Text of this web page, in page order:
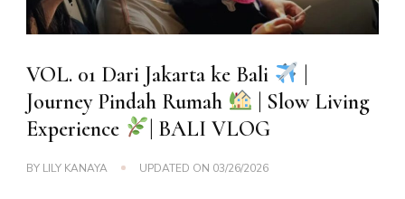
VOL. 01 Dari Jakarta ke Bali
Journey Pindah Rumah
| Slow Living
Experience
| BALI VLOG
BY LILY KANAYA UPDATED ON 03/26/2026